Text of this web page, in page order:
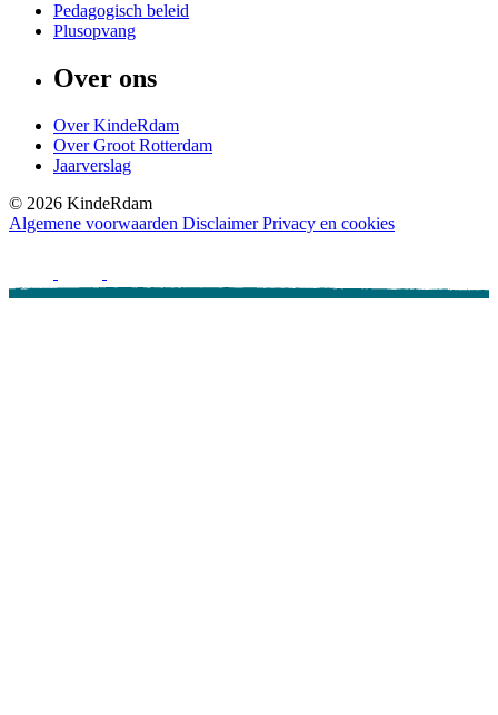
Pedagogisch beleid
Plusopvang
Over ons
Over KindeRdam
Over Groot Rotterdam
Jaarverslag
© 2026 KindeRdam
Algemene voorwaarden Disclaimer Privacy en cookies